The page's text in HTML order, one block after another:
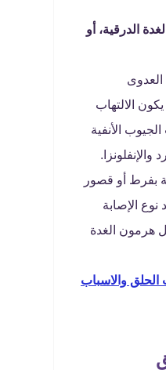
الدرقية، أو
العدوى
يكون الالتهاب
الأنفية
والإنفلونزا.
بفرط أو قصور
نوع الإصابة
هرمون الغدة
والاسباب